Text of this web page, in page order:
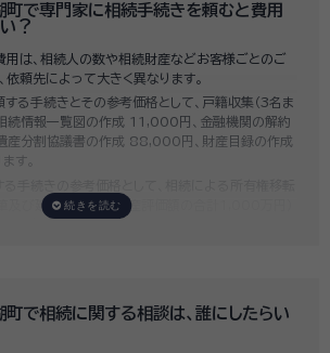
町で専門家に相続手続きを頼むと費用
？
は、相続人の数や相続財産などお客様ごとのご
依頼先によって大きく異なります。
る手続きとその参考価格として、戸籍収集（3名ま
続情報一覧図の作成 11,000円、金融機関の解約
産分割協議書の作成 88,000円、財産目録の作成
す。
及び建物1棟（固定資産評価額の合計1,000万円）
れ以上費用がかかってしまう場合もあるなど、非
で相続に関する相談は、誰にしたらい